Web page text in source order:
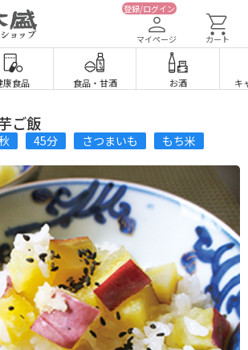
登録/ログイン
マイページ カート
康食品 食品・ 甘酒 お酒 キ
ご飯
45分 さつまいも もち米